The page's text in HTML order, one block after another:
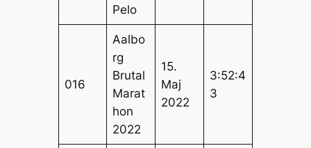
Pelo
016
Aalbo
rg
Brutal
Marat
hon
2022
15.
Maj
2022
3:52:4
3